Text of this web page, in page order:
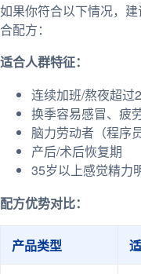
如果你符合以下情况，
合配方：
适合人群特征：
连续加班/熬夜超过
换季容易感冒、疲
脑力劳动者（程序
产后/术后恢复期
35岁以上感觉精力
配方优势对比：
产品类型